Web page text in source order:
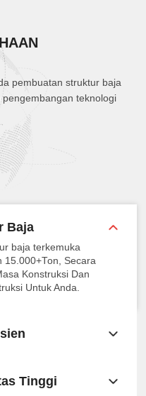
pembuatan struktur baja
teknologi
Baja
baja terkemuka
15.000+Ton, Secara
Konstruksi Dan
Untuk Anda.
Tinggi